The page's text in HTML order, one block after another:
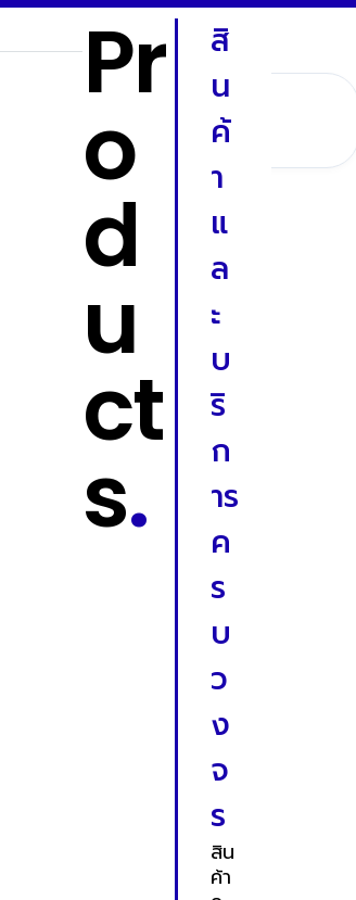
Pr
o
d
u
ct
s.
สิ
น
ค้
า
แ
ล
ะ
บ
ริ
ก
าร
ค
ร
บ
ว
ง
จ
ร
สิน
ค้า